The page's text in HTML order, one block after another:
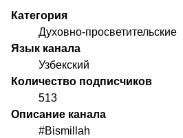
Категория
Духовно-просветительские
Язык канала
Узбекский
Количество подписчиков
513
Описание канала
#Bismillah